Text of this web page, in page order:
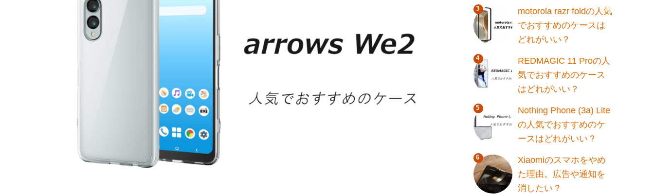
motorola razr foldの人気
でおすすめのケースは
どれがいい？
REDMAGIC 11 Proの人
気でおすすめのケース
はどれがいい？
Nothing Phone (3a) Lite
の人気でおすすめのケ
ースはどれがいい？
Xiaomiのスマホをやめ
た理由。広告や通知を
消したい？